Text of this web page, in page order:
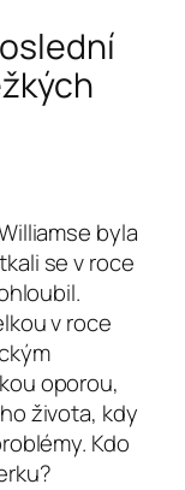
byla
se v roce
v roce
oporou,
života, kdy
Kdo